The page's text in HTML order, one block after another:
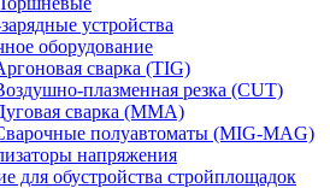
устройства
оборудование
сварка (TIG)
плазменная резка (CUT)
сварка (ММА)
полуавтоматы (MIG-MAG)
напряжения
для обустройства стройплощадок